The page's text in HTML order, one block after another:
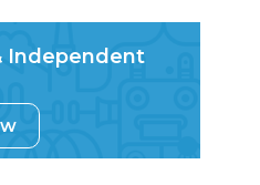
Independent